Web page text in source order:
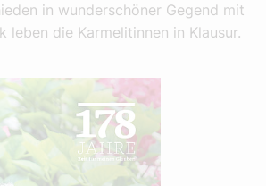
in wunderschöner Gegend mit
leben die Karmelitinnen in Klausur.